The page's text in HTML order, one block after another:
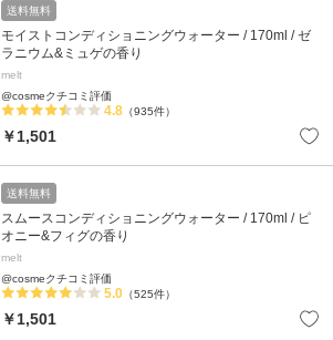
送料無料
モイストコンディショニングウォーター / 170ml / ゼ
ラニウム&ミュゲの香り
melt
@cosmeクチコミ評価
4.8 （935件）
￥1,501
送料無料
スムースコンディショニングウォーター / 170ml / ピ
オニー&フィグの香り
melt
@cosmeクチコミ評価
5.0 （525件）
￥1,501